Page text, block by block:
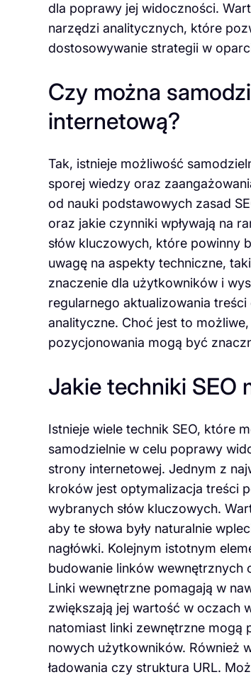
dla poprawy jej widoczności.
narzędzi analitycznych, które
dostosowywanie strategii w
Czy można
internetową?
Tak, istnieje możliwość
sporej wiedzy oraz
od nauki podstawowych zasad
oraz jakie czynniki wpływają na
słów kluczowych, które powinny
uwagę na aspekty techniczne,
znaczenie dla użytkowników i
regularnego aktualizowania
analityczne. Choć jest to
pozycjonowania mogą być
Jakie techniki SEO
Istnieje wiele technik SEO, które
samodzielnie w celu poprawy
strony internetowej. Jednym z
kroków jest optymalizacja treści
wybranych słów kluczowych.
aby te słowa były naturalnie
nagłówki. Kolejnym istotnym
budowanie linków wewnętrznych
Linki wewnętrzne pomagają w
zwiększają jej wartość w oczach
natomiast linki zewnętrzne mogą
nowych użytkowników. Również
ładowania czy struktura URL.